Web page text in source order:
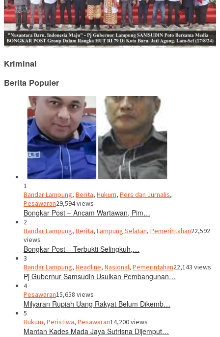
Kriminal
Berita Populer
1
Bandar Lampung, Berita, Hukum, Pers dan Jurnalis,
Pesawaran29,594 views
Bongkar Post – Ancam Wartawan, Pim…
2
Bandar Lampung, Berita, Lampung Selatan, Pemerintahan22,592
views
Bongkar Post – Terbukti Selingkuh,…
3
Bandar Lampung, Headline, Nasional, Pemerintahan22,143 views
Pj Gubernur Samsudin Usulkan Pembangunan…
4
Pesawaran15,658 views
Milyaran Rupiah Uang Rakyat Belum Dikemb…
5
Hukum, Peristiwa, Pesawaran14,200 views
Mantan Kades Mada Jaya Sutrisna Dijemput…